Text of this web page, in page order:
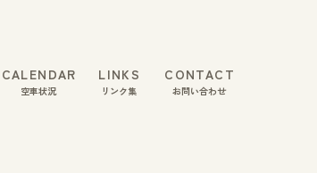
CALENDAR
空車状況
LINKS
リンク集
CONTACT
お問い合わせ